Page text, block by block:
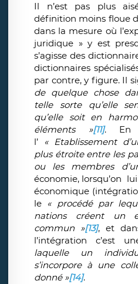
Il n’est pas plus
définition moins floue
dans la mesure où
juridique » y est
s’agisse des
dictionnaires
par contre, y figure. Il
de quelque chose
telle sorte qu’elle
qu’elle soit en
éléments »[11]. En
l’
« Etablissement
plus étroite entre les
ou les membres
économie, lorsqu’on
économique
le « procédé par
nations créent un
commun »[13], et
l’intégration c’est
laquelle un
s’incorpore à une
donné »[14].